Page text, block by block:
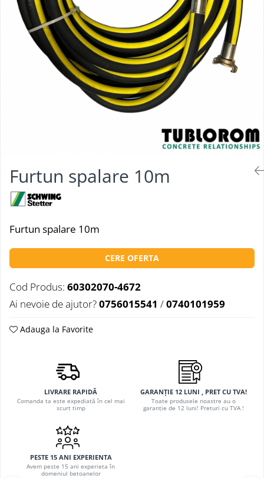
Furtun spalare 10m
Furtun spalare 10m
CERE OFERTA
Cod Produs: 60302070-4672
Ai nevoie de ajutor?0756015541 /0740101959
Adauga la Favorite
LIVRARE RAPIDĂ
Comanda ta este expediată în cel mai
scurt timp
GARANȚIE 12 LUNI , PRET CU TVA!
Toate produsele noastre au o
garanție de 12 luni! Preturi cu TVA !
PESTE 15 ANI EXPERIENTA
Avem peste 15 ani experieta în
domeniul betoanelor